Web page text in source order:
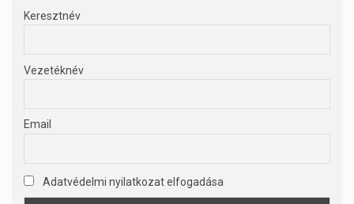
Keresztnév
Vezetéknév
Email
Adatvédelmi nyilatkozat elfogadása